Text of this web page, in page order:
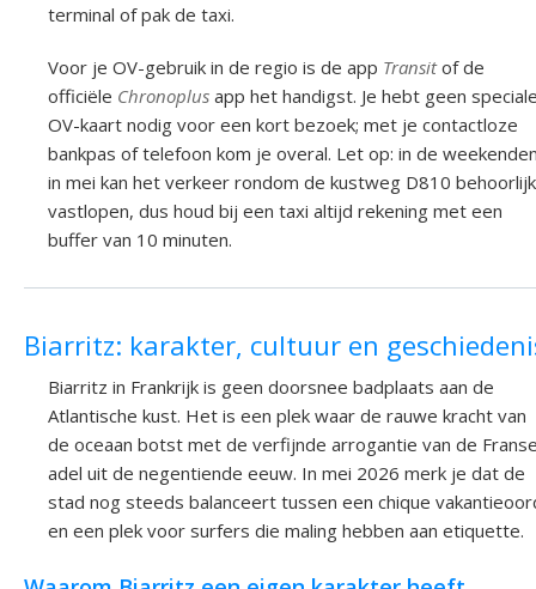
terminal of pak de taxi.
Voor je OV-gebruik in de regio is de app Transitof de
officiële Chronoplus app het handigst. Je hebt geen
OV-kaart nodig voor een kort bezoek; met je contactloze
bankpas of telefoon kom je overal. Let op: in de
in mei kan het verkeer rondom de kustweg D810 behoorlijk
vastlopen, dus houd bij een taxi altijd rekening met een
buffer van 10 minuten.
Biarritz: karakter, cultuur en
Biarritz in Frankrijk is geen doorsnee badplaats aan de
Atlantische kust. Het is een plek waar de rauwe kracht van
de oceaan botst met de verfijnde arrogantie van de
adel uit de negentiende eeuw. In mei 2026 merk je dat de
stad nog steeds balanceert tussen een chique
en een plek voor surfers die maling hebben aan etiquette.